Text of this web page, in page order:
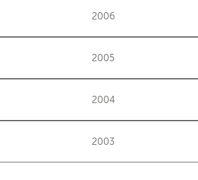
2006
2005
2004
2003